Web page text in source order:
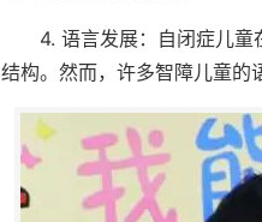
4. 语言发展：自闭症儿
结构。然而，许多智障儿童的